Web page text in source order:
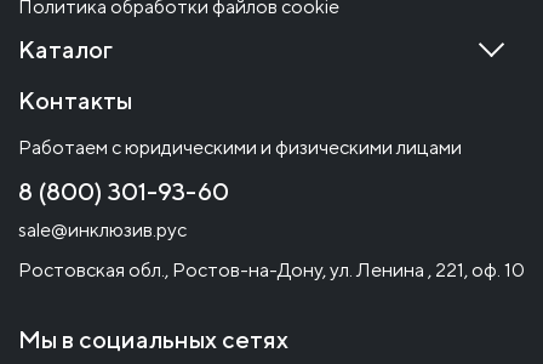
Политика обработки файлов cookie
Каталог
Контакты
Работаем с юридическими и физическими лицами
8 (800) 301-93-60
sale@инклюзив.рус
Ростовская обл., Ростов-на-Дону, ул. Ленина , 221, оф. 10
Мы в социальных сетях